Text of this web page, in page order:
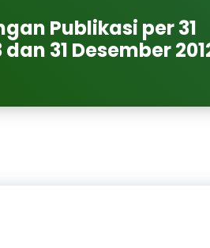
Publikasi per 31
31 Desember